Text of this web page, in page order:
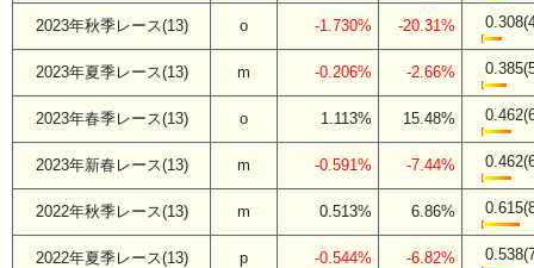
2023年秋季レース(13) o -1.730% -20.31%
2023年夏季レース(13) m -0.206% -2.66%
2023年春季レース(13) o 1.113% 15.48%
2023年新春レース(13) m -0.591% -7.44%
2022年秋季レース(13) m 0.513% 6.86%
2022年夏季レース(13) p -0.544% -6.82%